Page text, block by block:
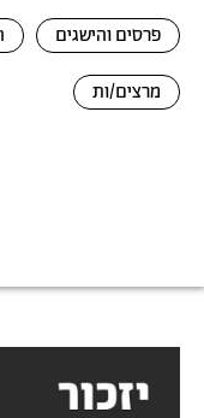
פרסים והישגים
מרצים/ות